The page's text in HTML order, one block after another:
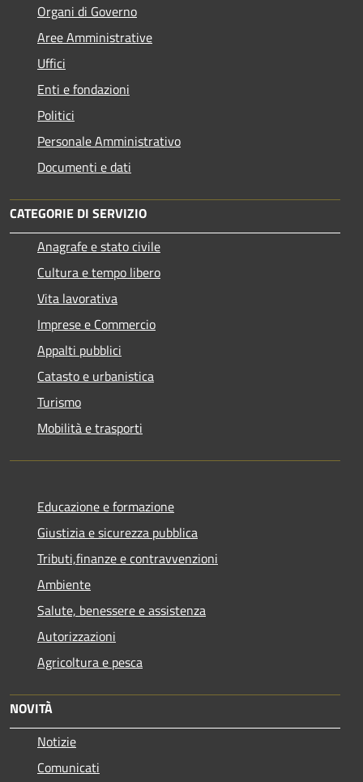
Organi di Governo
Aree Amministrative
Uffici
Enti e fondazioni
Politici
Personale Amministrativo
Documenti e dati
CATEGORIE DI SERVIZIO
Anagrafe e stato civile
Cultura e tempo libero
Vita lavorativa
Imprese e Commercio
Appalti pubblici
Catasto e urbanistica
Turismo
Mobilità e trasporti
Educazione e formazione
Giustizia e sicurezza pubblica
Tributi,finanze e contravvenzioni
Ambiente
Salute, benessere e assistenza
Autorizzazioni
Agricoltura e pesca
NOVITÀ
Notizie
Comunicati